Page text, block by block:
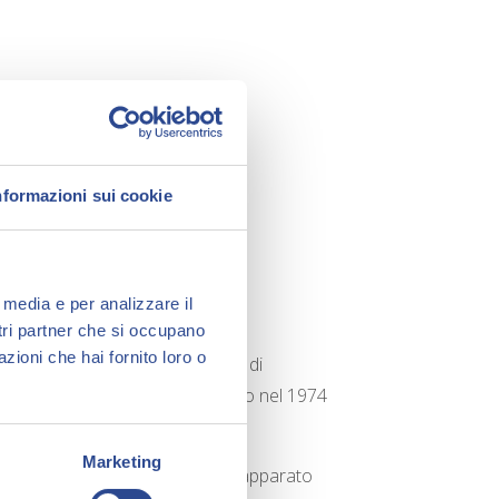
sui cookie
e per analizzare il
partner che si occupano
che hai fornito loro o
Marketing
del suo programma di
Mino Milani e Aldo Di Gennaro nel 1974
nel nostro paese e un ricco apparato